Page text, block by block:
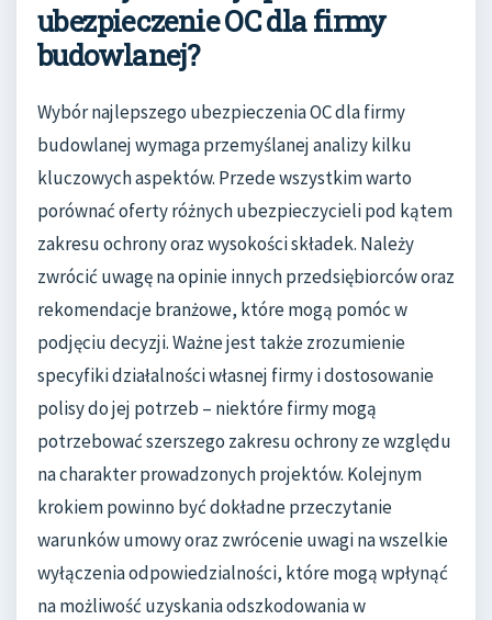
ubezpieczenie OC dla firmy
budowlanej?
Wybór najlepszego ubezpieczenia OC dla firmy
budowlanej wymaga przemyślanej analizy kilku
kluczowych aspektów. Przede wszystkim warto
porównać oferty różnych ubezpieczycieli pod kątem
zakresu ochrony oraz wysokości składek. Należy
zwrócić uwagę na opinie innych przedsiębiorców oraz
rekomendacje branżowe, które mogą pomóc w
podjęciu decyzji. Ważne jest także zrozumienie
specyfiki działalności własnej firmy i dostosowanie
polisy do jej potrzeb – niektóre firmy mogą
potrzebować szerszego zakresu ochrony ze względu
na charakter prowadzonych projektów. Kolejnym
krokiem powinno być dokładne przeczytanie
warunków umowy oraz zwrócenie uwagi na wszelkie
wyłączenia odpowiedzialności, które mogą wpłynąć
na możliwość uzyskania odszkodowania w